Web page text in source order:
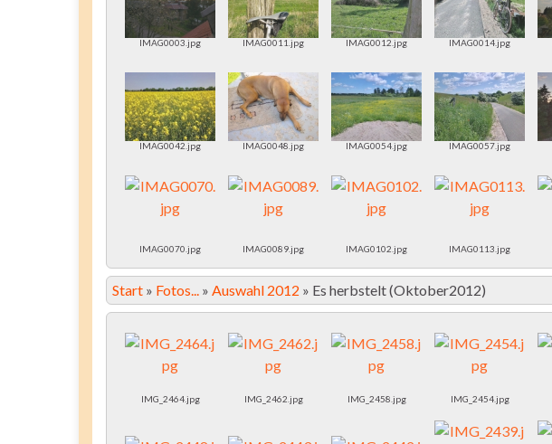
IMAG0003.jpg IMAG0011.jpg IMAG0012.jpg IMAG0014.jpg
IMAG0042.jpg IMAG0048.jpg IMAG0054.jpg IMAG0057.jpg
IMAG0070.jpg IMAG0089.jpg IMAG0102.jpg IMAG0113.jpg
Start » Fotos... » Auswahl 2012 » Es herbstelt (Oktober2012)
IMG_2464.jpg IMG_2462.jpg IMG_2458.jpg IMG_2454.jpg